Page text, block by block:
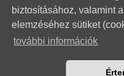
biztosításához, valamint
elemzéséhez sütiket
további információk